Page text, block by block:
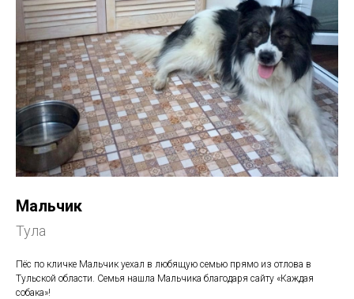
Мальчик
Тула
Пёс по кличке Мальчик уехал в любящую семью прямо из отлова в
Тульской области. Семья нашла Мальчика благодаря сайту «Каждая
собака»!